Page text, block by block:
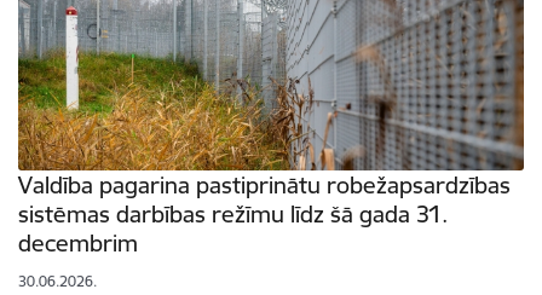
Valdība pagarina pastiprinātu robežapsardzības
sistēmas darbības režīmu līdz šā gada 31.
decembrim
30.06.2026.